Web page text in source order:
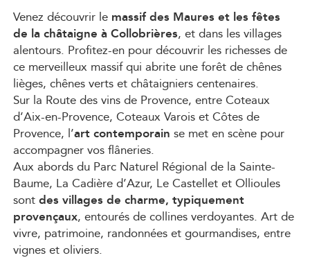
Venez découvrir le massif des Maures et les fêtes
de la châtaigne à Collobrières, et dans les villages
alentours. Profitez-en pour découvrir les richesses de
ce merveilleux massif qui abrite une forêt de chênes
lièges, chênes verts et châtaigniers centenaires.
Sur la Route des vins de Provence, entre Coteaux
d’Aix-en-Provence, Coteaux Varois et Côtes de
Provence, l’art contemporain se met en scène pour
accompagner vos flâneries.
Aux abords du Parc Naturel Régional de la Sainte-
Baume, La Cadière d’Azur, Le Castellet et Ollioules
sontdes villages de charme, typiquement
provençaux, entourés de collines verdoyantes. Art de
vivre, patrimoine, randonnées et gourmandises, entre
vignes et oliviers.